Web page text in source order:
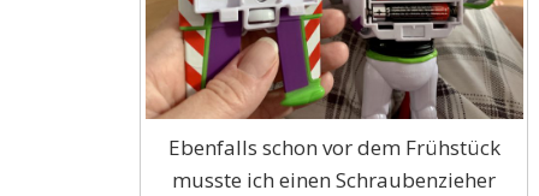
Ebenfalls schon vor dem Frühstück
musste ich einen Schraubenzieher